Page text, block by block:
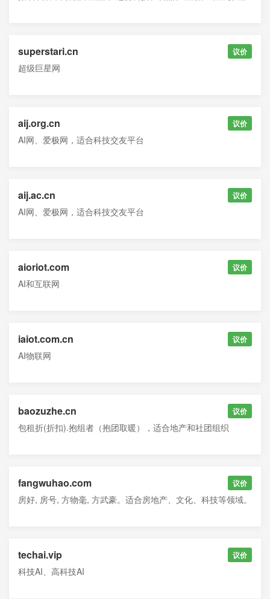
superstari.cn
超级巨星网
议价
aij.org.cn
AI网、爱极网，适合科技交友平台
议价
aij.ac.cn
AI网、爱极网，适合科技交友平台
议价
aioriot.com
AI和互联网
议价
iaiot.com.cn
AI物联网
议价
baozuzhe.cn
包租折(折扣).抱组者（抱团取暖），适合地产和社团组织
议价
fangwuhao.com
房好, 房号, 方物毫, 方武豪。适合房地产、文化、科技等领域。
议价
techai.vip
科技AI、高科技AI
议价